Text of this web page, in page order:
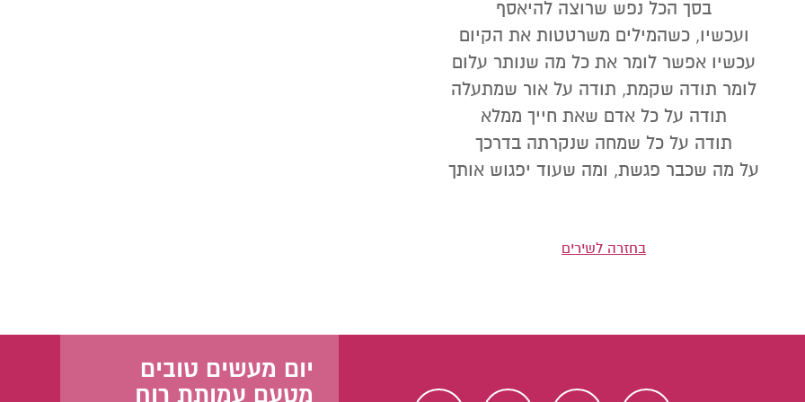
בסך הכל נפש שרוצה להיאסף
ועכשיו, כשהמילים משרטטות את הקיום
עכשיו אפשר לומר את כל מה שנותר עלום
לומר תודה שקמת, תודה על אור שמתעלה
תודה על כל אדם שאת חייך ממלא
תודה על כל שמחה שנקרתה בדרכך
על מה שכבר פגשת, ומה שעוד יפגוש אותך
בחזרה לשירים
יום מעשים טובים
מטעם עמותת רוח